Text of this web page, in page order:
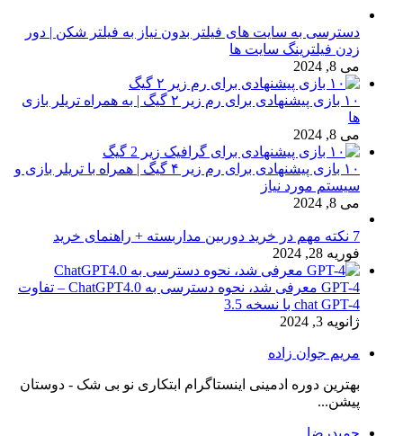
دسترسی به سایت های فیلتر بدون نیاز به فیلتر شکن | دور
زدن فیلترینگ سایت ها
می 8, 2024
۱۰ بازی پیشنهادی برای رم زیر ۲ گیگ | به همراه تریلر بازی
ها
می 8, 2024
۱۰ بازی پیشنهادی برای رم زیر ۴ گیگ | همراه با تریلر بازی و
سیستم مورد نیاز
می 8, 2024
7 نکته مهم در خرید دوربین مداربسته + راهنمای خرید
فوریه 28, 2024
GPT-4 معرفی شد، نحوه دسترسی به ChatGPT4.0 – تفاوت
chat GPT-4 با نسخه 3.5
ژانویه 3, 2024
مریم جوان زاده
بهترین دوره ادمینی اینستاگرام ابتکاری نو بی شک - دوستان
پیشن...
حمیدرضا